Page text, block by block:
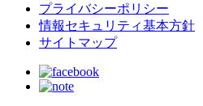
プライバシーポリシー
情報セキュリティ基本方針
サイトマップ